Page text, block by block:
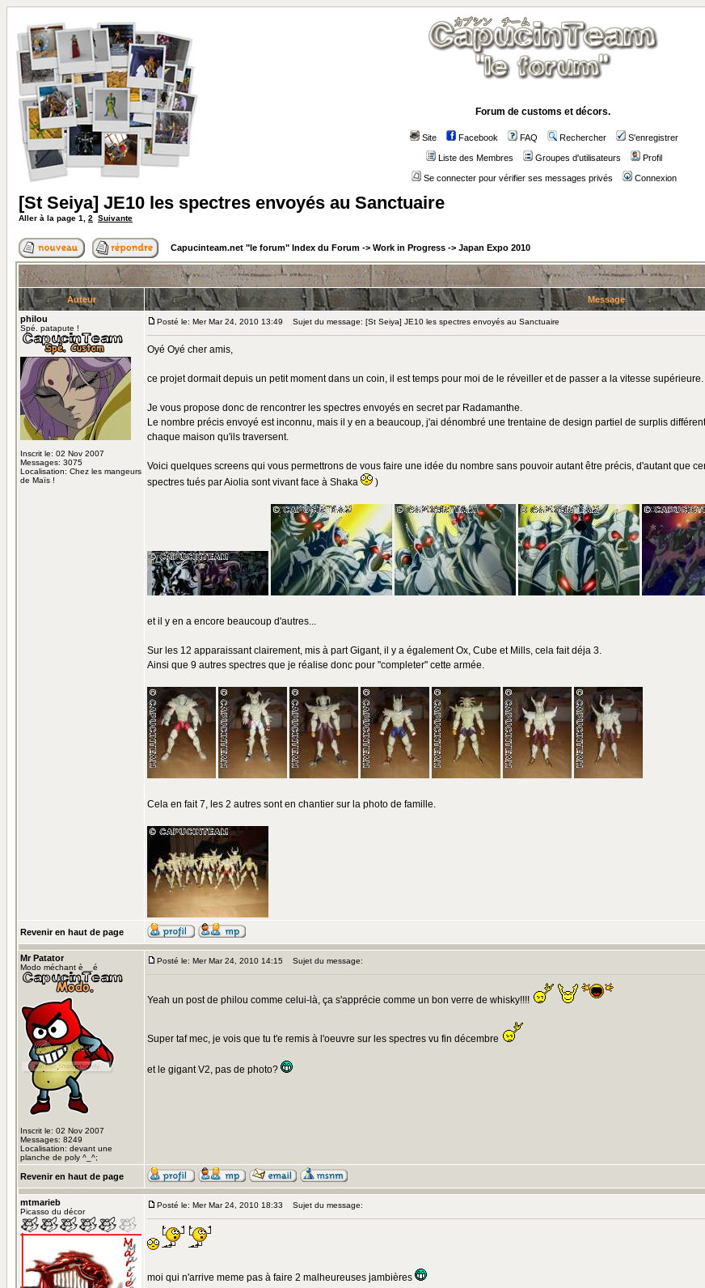
Forum de customs et décors.
Site Facebook FAQ Rechercher S'enregistrer
Liste des Membres Groupes d'utilisateurs Profil
Se connecter pour vérifier ses messages privés Connexion
[St Seiya] JE10 les spectres envoyés au Sanctuaire
Aller à la page 1 2 Suivante
Capucinteam.net "le forum" Index du Forum -> Work in Progress -> Japan Expo 2010
Auteur
Message
philou
Spé. patapute !
Inscrit le: 02 Nov 2007
Messages: 3075
Localisation: Chez les mangeurs
de Maïs !
Posté le: Mer Mar 24, 2010 13:49 Sujet du message: [St Seiya] JE10 les spectres envoyés au Sanctuaire
Oyé Oyé cher amis,
ce projet dormait depuis un petit moment dans un coin, il est temps pour moi de le réveiller et de passer a la vitesse supérieure.
Je vous propose donc de rencontrer les spectres envoyés en secret par Radamanthe.
Le nombre précis envoyé est inconnu, mais il y en a beaucoup, j'ai dénombré une trentaine de design partiel de surplis
chaque maison qu'ils traversent.
Voici quelques screens qui vous permettrons de vous faire une idée du nombre sans pouvoir autant être précis, d'autant que
spectres tués par Aiolia sont vivant face à Shaka
)
et il y en a encore beaucoup d'autres...
Sur les 12 apparaissant clairement, mis à part Gigant, il y a également Ox, Cube et Mills, cela fait déja 3.
Ainsi que 9 autres spectres que je réalise donc pour "completer" cette armée.
Cela en fait 7, les 2 autres sont en chantier sur la photo de famille.
Revenir en haut de page
Mr Patator
Modo méchant è__é
Inscrit le: 02 Nov 2007
Messages: 8249
Localisation: devant une
planche de poly ^_^;
Posté le: Mer Mar 24, 2010 14:15 Sujet du message:
Yeah un post de philou comme celui-là, ça s'apprécie comme un bon verre de whisky!!!!
Super taf mec, je vois que tu t'e remis à l'oeuvre sur les spectres vu fin décembre
et le gigant V2, pas de photo?
Revenir en haut de page
mtmarieb
Picasso du décor
Posté le: Mer Mar 24, 2010 18:33 Sujet du message:
moi qui n'arrive meme pas à faire 2 malheureuses jambières